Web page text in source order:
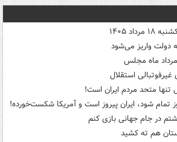
۱۴۰۵
دولت واریز می‌شود
غیرفوتبالی استقلال
تنها متحد مردم ایران است!
تمام شود، ایران پیروز است و آمریکا شکست‌خورده!
در جام جهانی بازی کنم
هم ته‌ کشید